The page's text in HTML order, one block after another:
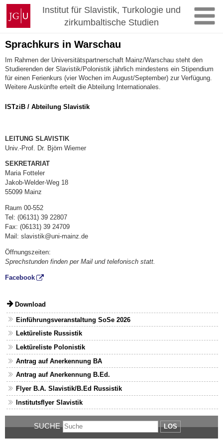
Zum
Inhalt
springen
Johannes
Gutenberg-
Universität
Mainz
Institut für Slavistik, Turkologie und
zirkumbaltische Studien
Sprachkurs in Warschau
Im Rahmen der Universitätspartnerschaft Mainz/Warschau steht den
Studierenden der Slavistik/Polonistik jährlich mindestens ein Stipendium
für einen Ferienkurs (vier Wochen im August/September) zur Verfügung.
Weitere Auskünfte erteilt die Abteilung Internationales.
ISTziB / Abteilung Slavistik
LEITUNG SLAVISTIK
Univ.-Prof. Dr. Björn Wiemer
SEKRETARIAT
Maria Fotteler
Jakob-Welder-Weg 18
55099 Mainz
Raum 00-552
Tel: (06131) 39 22807
Fax: (06131) 39 24709
Mail: slavistik@uni-mainz.de
Öffnungszeiten:
Sprechstunden finden per Mail und telefonisch statt.
Facebook
Download
Einführungsveranstaltung SoSe 2026
Lektüreliste Russistik
Lektüreliste Polonistik
Antrag auf Anerkennung BA
Antrag auf Anerkennung B.Ed.
Flyer B.A. Slavistik/B.Ed Russistik
Institutsflyer Slavistik
SUCHE LOS